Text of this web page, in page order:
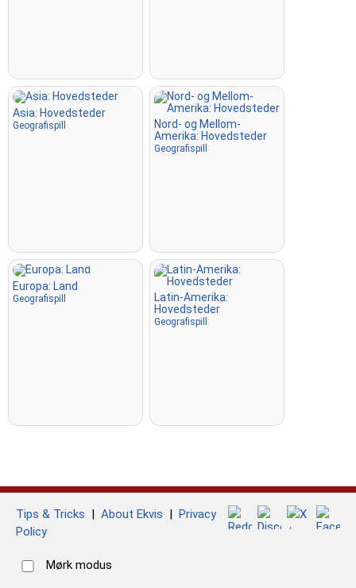
Asia: Hovedsteder
Geografispill
Nord- og Mellom-
Amerika: Hovedsteder
Geografispill
Europa: Land
Geografispill
Latin-Amerika:
Hovedsteder
Geografispill
Tips & Tricks | About Ekvis | Privacy
Policy
Mørk modus